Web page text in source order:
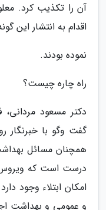
آن را تکذیب کرد.
اقدام به انتشار این
نموده بودند.
راه چاره چیست؟
دکتر مسعود
گفت وگو با خبرنگار
همچنان مسائل
درست است که ویروس
امکان ابتلاء وجود
و عمومی و بهداشت